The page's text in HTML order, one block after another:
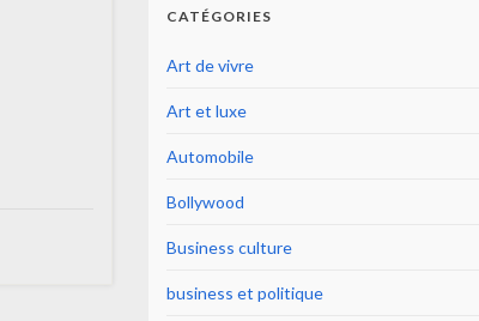
CATÉGORIES
Art de vivre
Art et luxe
Automobile
Bollywood
Business culture
business et politique